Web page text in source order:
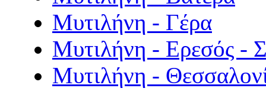
Μυτιλήνη - Γέρα
Μυτιλήνη - Ερεσός -
Μυτιλήνη -